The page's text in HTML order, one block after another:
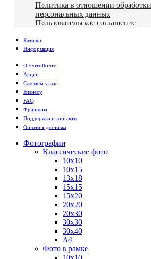
Политика в отношении обработки
персональных данных
Пользовательское соглашение
Каталог
Информация
О ФотоПочте
Акции
Сделаем за вас
Бизнесу
FAQ
Франшиза
Поддержка и контакты
Оплата и доставка
Фотографии
Классические фото
10х10
10х15
13х18
15х15
15х20
20х20
20х30
30х30
30х40
А4
Фото в рамке
10х10